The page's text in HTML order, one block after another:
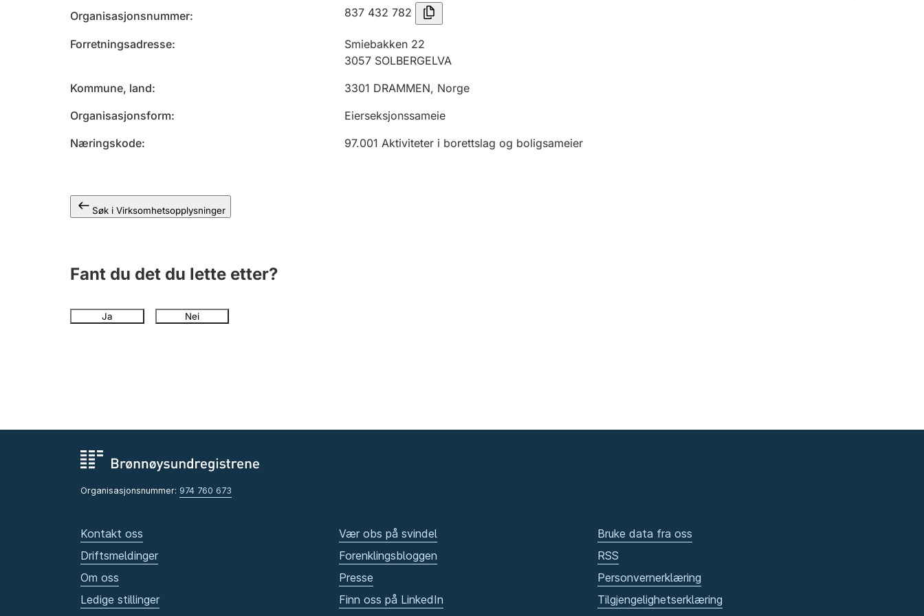
Organisasjonsnummer 837 432 782
Forretningsadresse
Smiebakken 22
3057 SOLBERGELVA
Kommune, land
3301 DRAMMEN, Norge
Organisasjonsform
Eierseksjonssameie
Næringskode
97.001 Aktiviteter i borettslag og boligsameier
Søk i Virksomhetsopplysninger
Fant du det du lette etter?
Ja Nei
Organisasjonsnummer: 974 760 673
Kontakt oss
Driftsmeldinger
Om oss
Ledige stillinger
Vær obs på svindel
Forenklingsbloggen
Presse
Finn oss på LinkedIn
Bruke data fra oss
RSS
Personvernerklæring
Tilgjengelighetserklæring